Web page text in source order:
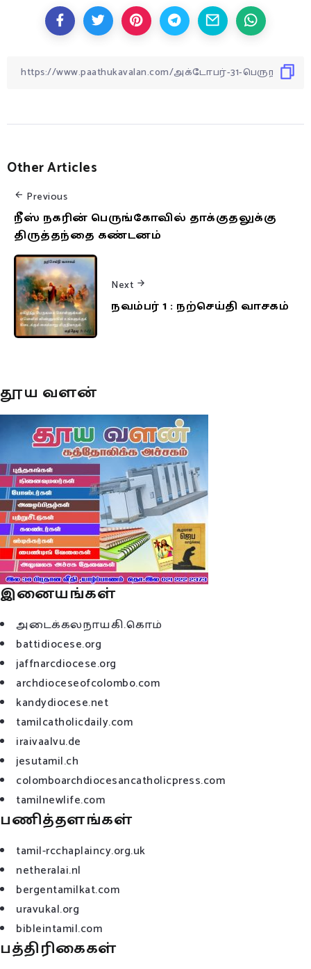
Other Articles
Previous
நீஸ் நகரின் பெருங்கோவில் தாக்குதலுக்கு
திருத்தந்தை கண்டனம்
Next
நவம்பர் 1 : நற்செய்தி வாசகம்
தூய வளன்
இனையங்கள்
அடைக்கலநாயகி.கொம்
battidiocese.org
jaffnarcdiocese.org
archdioceseofcolombo.com
kandydiocese.net
tamilcatholicdaily.com
iraivaalvu.de
jesutamil.ch
colomboarchdiocesancatholicpress.com
tamilnewlife.com
பணித்தளங்கள்
tamil-rcchaplaincy.org.uk
netheralai.nl
bergentamilkat.com
uravukal.org
bibleintamil.com
பத்திரிகைகள்